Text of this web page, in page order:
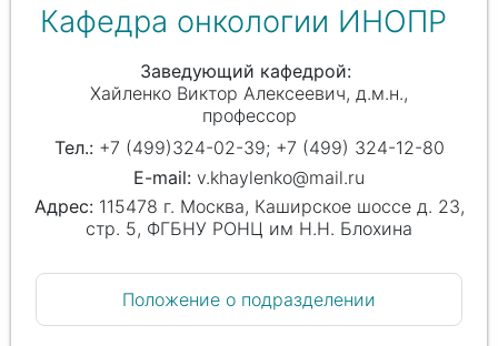
Кафедра онкологии ИНОПР
Заведующий кафедрой
Хайленко Виктор Алексеевич д.м.н.,
профессор
+7 (499)324-02-39; +7 (499) 324-12-80
v.khaylenko@mail.ru
115478 г. Москва, Каширское шоссе д. 23,
стр. 5, ФГБНУ РОНЦ им Н.Н. Блохина
Положение о подразделении